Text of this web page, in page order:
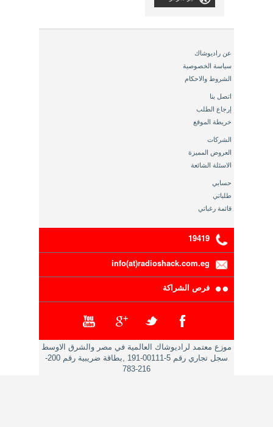
عن راديوشاك
سياسة الخصوصية
الشروط والاحكام
اتصل بنا
إرجاع الطلب
خريطة الموقع
الشركات
العروض المميزة
الاسئلة الشائعة
حسابي
طلباتي
قائمة رغباتي
19419
info(at)radioshack.com.eg
فرص الشراكة
موزع معتمد لراديوشاك العالمية في مصر والشرق الاوسط
سجل تجاري رقم 5-00111-191 ,بطاقة ضريبية رقم 200-
216-783